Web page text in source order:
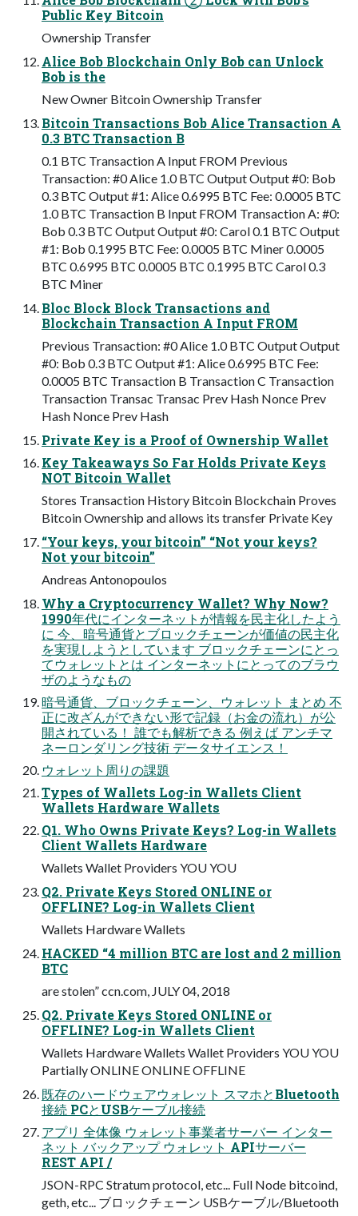
Public Key Bitcoin
Ownership Transfer
Alice Bob Blockchain Only Bob can Unlock
Bob is the
New Owner Bitcoin Ownership Transfer
Bitcoin Transactions Bob Alice Transaction A
0.3 BTC Transaction B
0.1 BTC Transaction A Input FROM Previous
Transaction: #0 Alice 1.0 BTC Output Output #0: Bob
0.3 BTC Output #1: Alice 0.6995 BTC Fee: 0.0005 BTC
1.0 BTC Transaction B Input FROM Transaction A: #0:
Bob 0.3 BTC Output Output #0: Carol 0.1 BTC Output
#1: Bob 0.1995 BTC Fee: 0.0005 BTC Miner 0.0005
BTC 0.6995 BTC 0.0005 BTC 0.1995 BTC Carol 0.3
BTC Miner
Bloc Block Block Transactions and
Blockchain Transaction A Input FROM
Previous Transaction: #0 Alice 1.0 BTC Output Output
#0: Bob 0.3 BTC Output #1: Alice 0.6995 BTC Fee:
0.0005 BTC Transaction B Transaction C Transaction
Transaction Transac Transac Prev Hash Nonce Prev
Hash Nonce Prev Hash
Private Key is a Proof of Ownership Wallet
Key Takeaways So Far Holds Private Keys
NOT Bitcoin Wallet
Stores Transaction History Bitcoin Blockchain Proves
Bitcoin Ownership and allows its transfer Private Key
“Your keys, your bitcoin” “Not your keys?
Not your bitcoin”
Andreas Antonopoulos
Why a Cryptocurrency Wallet? Why Now?
1990年代にインターネットが情報を民主化したよう
に 今、暗号通貨とブロックチェーンが価値の民主化
を実現しようとしています ブロックチェーンにとっ
てウォレットとは インターネットにとってのブラウ
ザのようなもの
暗号通貨、ブロックチェーン、ウォレット まとめ 不
正に改ざんができない形で記録（お金の流れ）が公
開されている！ 誰でも解析できる 例えば アンチマ
ネーロンダリング技術 データサイエンス！
ウォレット周りの課題
Types of Wallets Log-in Wallets Client
Wallets Hardware Wallets
Q1. Who Owns Private Keys? Log-in Wallets
Client Wallets Hardware
Wallets Wallet Providers YOU YOU
Q2. Private Keys Stored ONLINE or
OFFLINE? Log-in Wallets Client
Wallets Hardware Wallets
HACKED “4 million BTC are lost and 2 million
BTC
are stolen” ccn.com, JULY 04, 2018
Q2. Private Keys Stored ONLINE or
OFFLINE? Log-in Wallets Client
Wallets Hardware Wallets Wallet Providers YOU YOU
Partially ONLINE ONLINE OFFLINE
既存のハードウェアウォレット スマホとBluetooth
接続 PCとUSBケーブル接続
アプリ 全体像 ウォレット事業者サーバー インター
ネット バックアップ ウォレット APIサーバー
REST API /
JSON-RPC Stratum protocol, etc... Full Node bitcoind,
geth, etc... ブロックチェーン USBケーブル/Bluetooth